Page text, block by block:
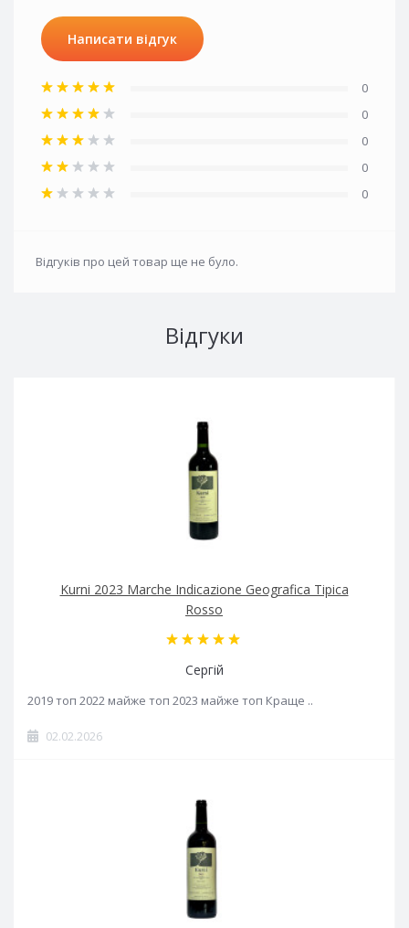
Написати відгук
0
0
0
0
0
Відгуків про цей товар ще не було.
Відгуки
Kurni 2023 Marche Indicazione Geografica Tipica
Rosso
Сергій
2019 топ 2022 майже топ 2023 майже топ Краще ..
02.02.2026